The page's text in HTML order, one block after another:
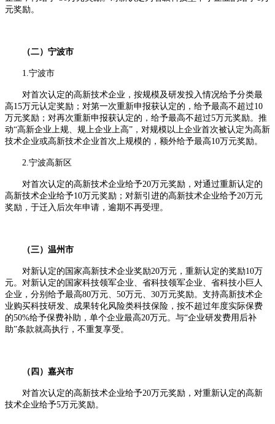
元奖励。
（二）宁波市
1.宁波市
对首次认定的高新技术企业，按规模及研发投入情况给予分类最
高15万元认定奖励；对第一次重新申报获认定的，给予最高不超过10
万元奖励；对再次重新申报获认定的，给予最高不超过5万元奖励。推
动“高新企业上规、规上企业上高”，对规模以上企业首次被认定为高新
技术企业或高新技术企业首次上规模的，额外给予最高10万元奖励。
2.宁波高新区
对首次认定的高新技术企业给予20万元奖励，对通过重新认定的
高新技术企业给予10万元奖励；对新引进的高新技术企业给予20万元
奖励，于迁入后次年申请，逾期不再受理。
（三）温州市
对新认定的国家高新技术企业奖励20万元，重新认定的奖励10万
元。对新认定的国家科技领军企业、省科技领军企业、省科技小巨人
企业，分别给予最高80万元、50万元、30万元奖励。支持高新技术企
业购买科技研发、成果转化风险类科技保险，按不超过年度实际保费
的50%给予保费补助，单个企业最高20万元。与“企业研发费用后补
助”条款就高执行，不重复享受。
（四）嘉兴市
对首次认定的高新技术企业给予20万元奖励，对重新认定的高新
技术企业给予5万元奖励。